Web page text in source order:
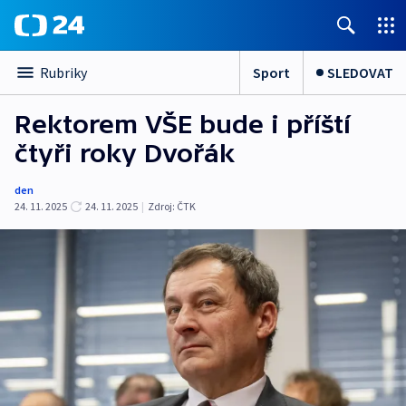
Rubriky Sport SLEDOVAT
Rektorem VŠE bude i příští
čtyři roky Dvořák
den
24. 11. 2025
24. 11. 2025 | Zdroj: ČTK